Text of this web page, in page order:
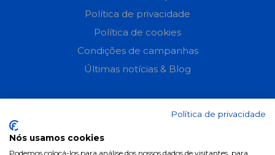
Política de privacidade
Política de cookies
Condições de campanhas
Últimas notícias & Blog
Política de privacidade
Nós usamos cookies
Podemos colocá-los para análise dos nossos dados de visitantes, para